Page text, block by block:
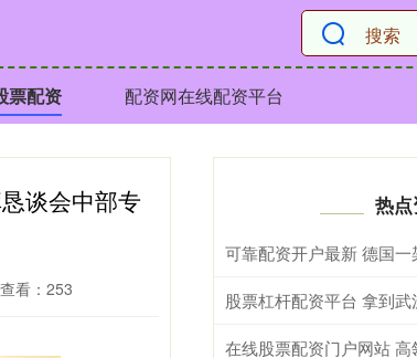
票配资 配资网在线配资平台
谈会中部专
查看：253
热